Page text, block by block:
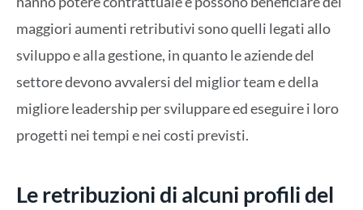
maggiori aumenti retributivi sono quelli legati allo
sviluppo e alla gestione, in quanto le aziende del
settore devono avvalersi del miglior team e della
migliore leadership per sviluppare ed eseguire i loro
progetti nei tempi e nei costi previsti.
Le retribuzioni di alcuni profili del